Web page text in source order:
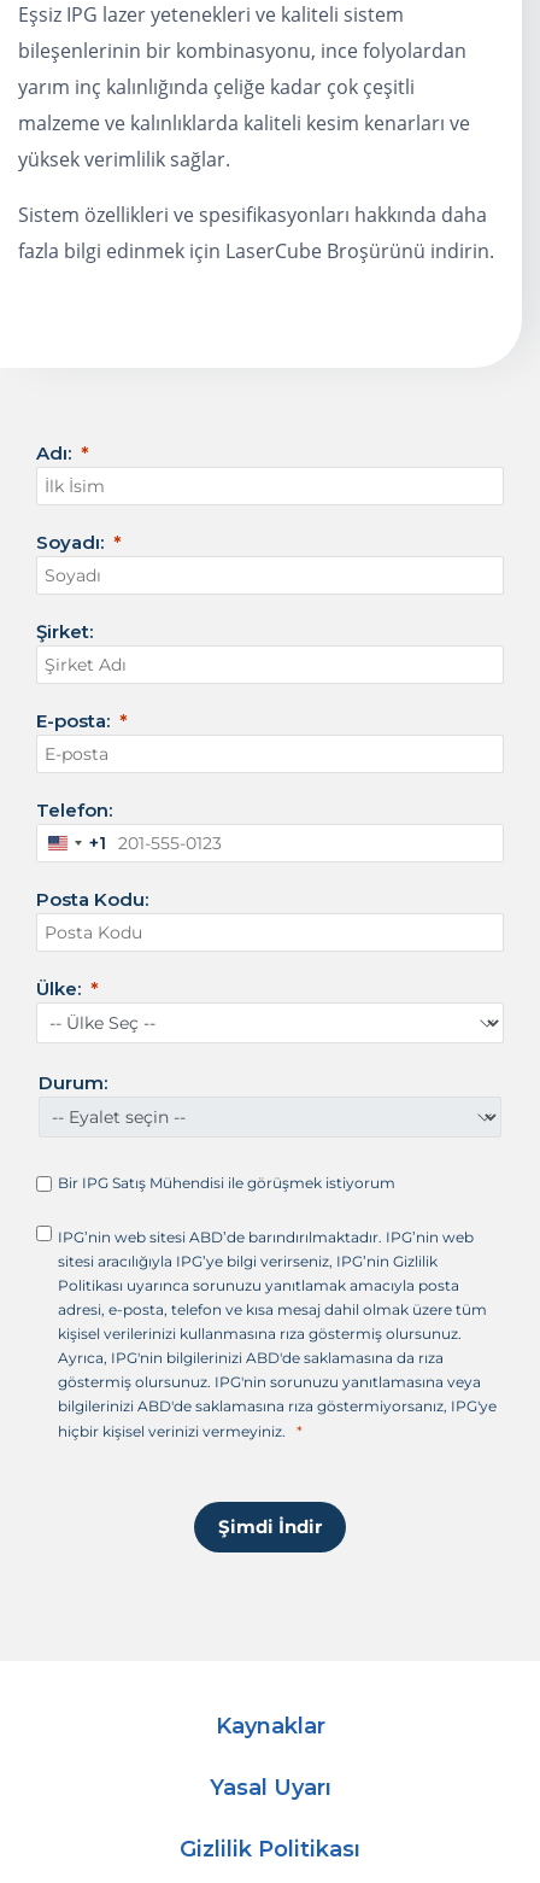
Eşsiz IPG lazer yetenekleri ve kaliteli sistem
bileşenlerinin bir kombinasyonu, ince folyolardan
yarım inç kalınlığında çeliğe kadar çok çeşitli
malzeme ve kalınlıklarda kaliteli kesim kenarları ve
yüksek verimlilik sağlar.
Sistem özellikleri ve spesifikasyonları hakkında daha
fazla bilgi edinmek için LaserCube Broşürünü indirin.
Adı:
Soyadı:
Şirket:
E-posta:
Telefon:
A
e
r
i
a
B
r
e
i
D
e
v
l
e
t
l
e
r
+1
Posta Kodu:
Ülke:
Durum:
Bir IPG Satış Mühendisi ile görüşmek istiyorum
IPG’nin web sitesi ABD’de barındırılmaktadır. IPG’nin web
sitesi aracılığıyla IPG’ye bilgi verirseniz, IPG’nin Gizlilik
Politikası uyarınca sorunuzu yanıtlamak amacıyla posta
adresi, e-posta, telefon ve kısa mesaj dahil olmak üzere tüm
kişisel verilerinizi kullanmasına rıza göstermiş olursunuz.
Ayrıca, IPG'nin bilgilerinizi ABD'de saklamasına da rıza
göstermiş olursunuz. IPG'nin sorunuzu yanıtlamasına veya
bilgilerinizi ABD'de saklamasına rıza göstermiyorsanız, IPG'ye
hiçbir kişisel verinizi vermeyiniz.
Şimdi İndir
Kaynaklar
Yasal Uyarı
Gizlilik Politikası